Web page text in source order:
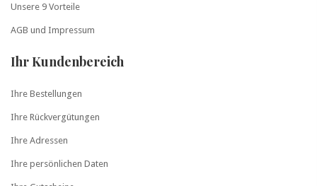
Unsere 9 Vorteile
AGB und Impressum
Ihr Kundenbereich
Ihre Bestellungen
Ihre Rückvergütungen
Ihre Adressen
Ihre persönlichen Daten